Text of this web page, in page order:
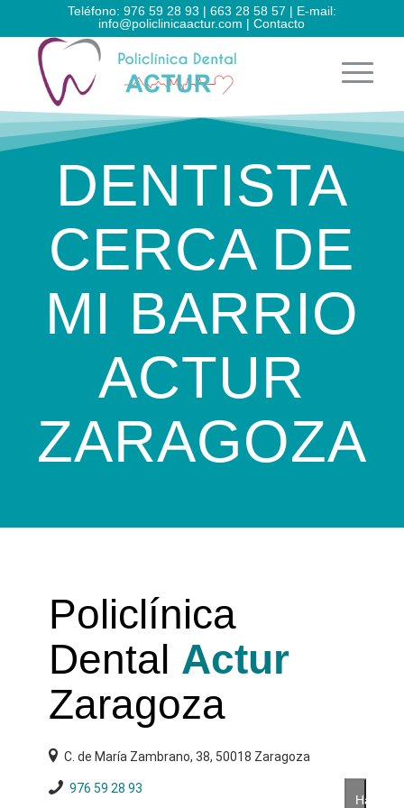
Teléfono: 976 59 28 93 | 663 28 58 57 | E-mail:
info@policlinicaactur.com |Contacto
DENTISTA
CERCA DE
MI BARRIO
ACTUR
ZARAGOZA
Policlínica
Dental Actur
Zaragoza
C. de María Zambrano, 38, 50018 Zaragoza
976 59 28 93
Haz